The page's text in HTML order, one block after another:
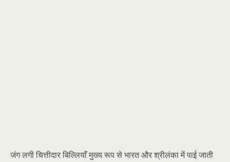
जंग लगी चित्तीदार बिल्लियाँ मुख्य रूप से भारत और श्रीलंका में पाई जाती